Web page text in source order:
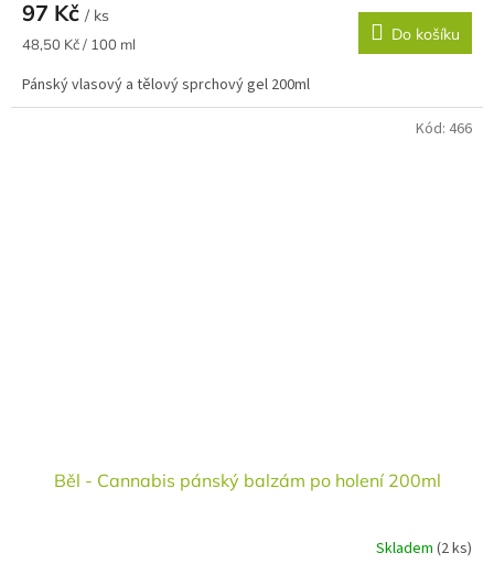
97 Kč / ks
Měrná
48,50 Kč / 100 ml Do košíku
Pánský vlasový a tělový sprchový gel 200ml
Běl - Cannabis pánský balzám po holení 200ml
Skladem (2 ks)
Kód: 466